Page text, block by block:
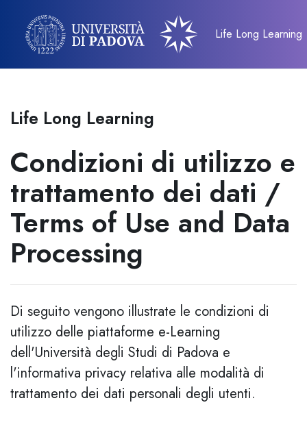
Life Long Learning
Life Long Learning
Condizioni di utilizzo e
trattamento dei dati /
Terms of Use and Data
Processing
Di seguito vengono illustrate le condizioni di
utilizzo delle piattaforme e-Learning
dell'Università degli Studi di Padova e
l'informativa privacy relativa alle modalità di
trattamento dei dati personali degli utenti.